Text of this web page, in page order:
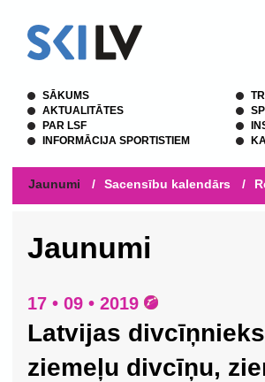
SĀKUMS
AKTUALITĀTES
PAR LSF
INFORMĀCIJA SPORTISTIEM
Jaunumi / Sacensību kalendārs /
Jaunumi
17 • 09 • 2019
Latvijas
ziemeļu divcīņu,